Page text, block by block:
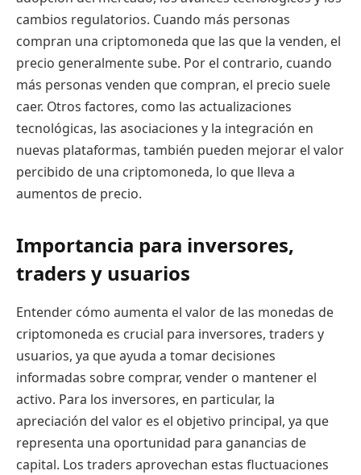
cambios regulatorios. Cuando más personas
compran una criptomoneda que las que la venden, el
precio generalmente sube. Por el contrario, cuando
más personas venden que compran, el precio suele
caer. Otros factores, como las actualizaciones
tecnológicas, las asociaciones y la integración en
nuevas plataformas, también pueden mejorar el valor
percibido de una criptomoneda, lo que lleva a
aumentos de precio.
Importancia para inversores,
traders y usuarios
Entender cómo aumenta el valor de las monedas de
criptomoneda es crucial para inversores, traders y
usuarios, ya que ayuda a tomar decisiones
informadas sobre comprar, vender o mantener el
activo. Para los inversores, en particular, la
apreciación del valor es el objetivo principal, ya que
representa una oportunidad para ganancias de
capital. Los traders aprovechan estas fluctuaciones